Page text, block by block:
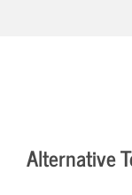
Alternative